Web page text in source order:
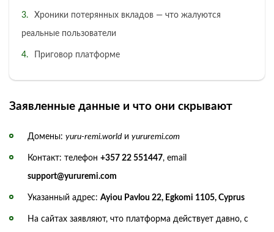
Хроники потерянных вкладов — что жалуются
реальные пользователи
Приговор платформе
Заявленные данные и что они скрывают
Домены: yuru-remi.worldи yururemi.com
Контакт: телефон +357 22 551447, email
support@yururemi.com
Указанный адрес: Ayiou Pavlou 22, Egkomi 1105, Cyprus
На сайтах заявляют, что платформа действует давно, с